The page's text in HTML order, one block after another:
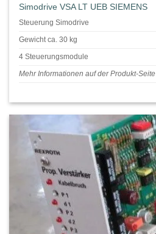
Simodrive VSA LT UEB SIEMENS
Steuerung Simodrive
Gewicht ca. 30 kg
4 Steuerungsmodule
Mehr Informationen auf der Produkt-Seite